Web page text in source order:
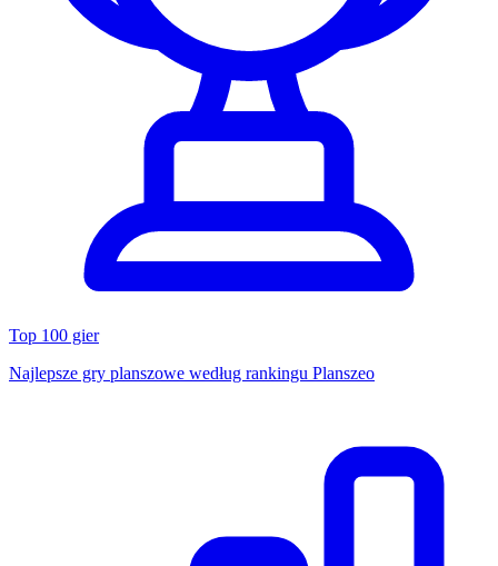
Top 100 gier
Najlepsze gry planszowe według rankingu Planszeo